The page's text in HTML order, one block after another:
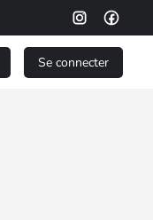
Se connecter